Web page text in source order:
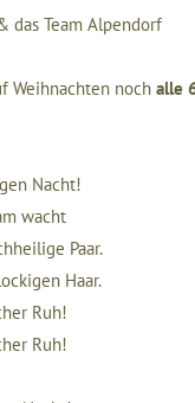
das Team Alpendorf
Weihnachten noch alle
Nacht!
wacht
Paar.
Haar.
Ruh!
Ruh!